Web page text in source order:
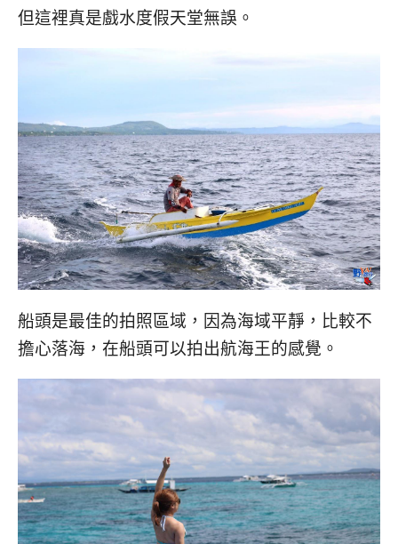
但這裡真是戲水度假天堂無誤。
船頭是最佳的拍照區域，因為海域平靜，比較不
擔心落海，在船頭可以拍出航海王的感覺。